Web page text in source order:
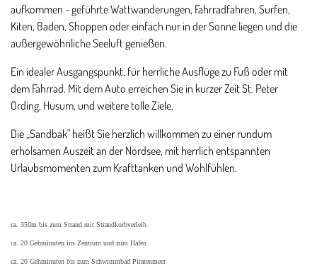
aufkommen - geführte Wattwanderungen, Fahrradfahren, Surfen,
Kiten, Baden, Shoppen oder einfach nur in der Sonne liegen und die
außergewöhnliche Seeluft genießen.
Ein idealer Ausgangspunkt, für herrliche Ausflüge zu Fuß oder mit
dem Fahrrad. Mit dem Auto erreichen Sie in kurzer Zeit St. Peter
Ording, Husum, und weitere tolle Ziele.
Die „Sandbak" heißt Sie herzlich willkommen zu einer rundum
erholsamen Auszeit an der Nordsee, mit herrlich entspannten
Urlaubsmomenten zum Krafttanken und Wohlfühlen.
ca. 350m bis zum Strand mit Strandkorbverleih
ca. 20 Gehminuten ins Zentrum und zum Hafen
ca. 20 Gehminuten bis zum Schwimmbad Piratenmeer